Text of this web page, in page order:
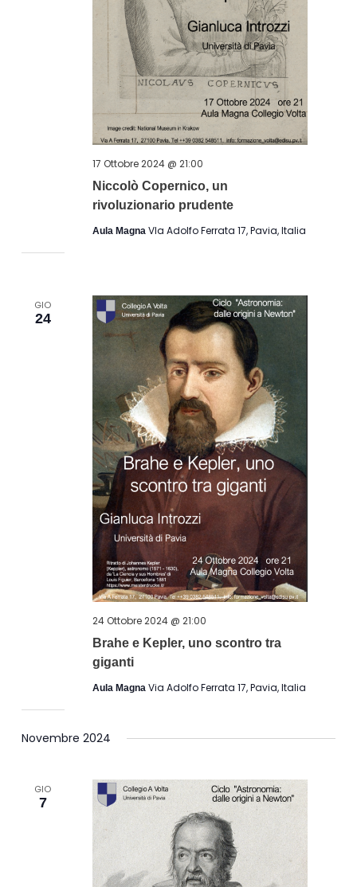
Niccolò Copernico, un
rivoluzionario prudente
17 Ottobre 2024 @ 21:00
Aula Magna VIa Adolfo Ferrata 17, Pavia, Italia
GIO
24
Brahe e Kepler, uno scontro tra
giganti
24 Ottobre 2024 @ 21:00
Aula Magna Via Adolfo Ferrata 17, Pavia, Italia
Novembre 2024
GIO
7